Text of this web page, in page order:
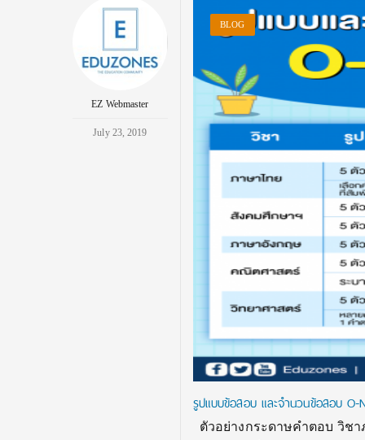
EZ Webmaster
July 23, 2019
BLOG
รูปแบบข้อสอบ และจำนวนข้อสอบ O-
ตัวอย่างกระดาษคำตอบ วิช